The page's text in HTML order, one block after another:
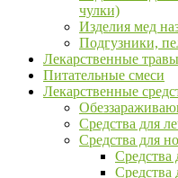
чулки)
Изделия мед
Подгузники,
Лекарственные
Питательные смеси
Лекарственные
Средства для
Средства для
Средства
Средства